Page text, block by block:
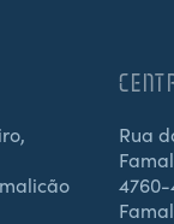
Rua
4760-